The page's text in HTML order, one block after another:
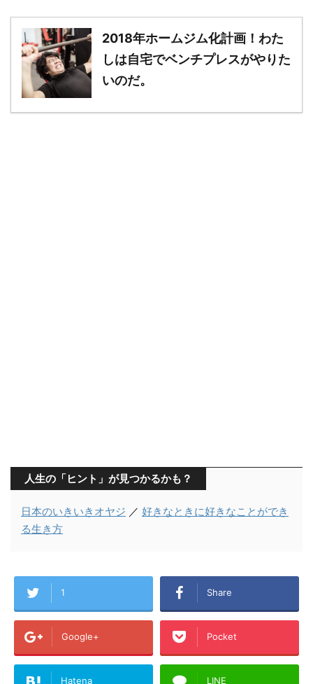
2018年ホームジム化計画！わた
しは自宅でベンチプレスがやりた
いのだ。
人生の「ヒント」が見つかるかも？
日本のいきいきオヤジ ／ 好きなときに好きなことができ
る生き方
1 Share
Google+ Pocket
Hatena LINE